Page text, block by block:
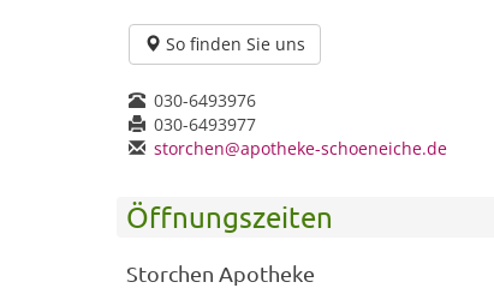
So finden Sie uns
030-6493976
030-6493977
storchen@apotheke-schoeneiche.de
Öffnungszeiten
Storchen Apotheke